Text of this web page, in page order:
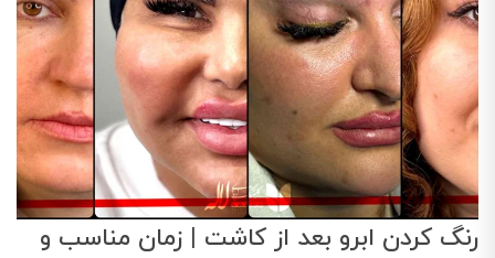
رنگ کردن ابرو بعد از کاشت | زمان مناسب و